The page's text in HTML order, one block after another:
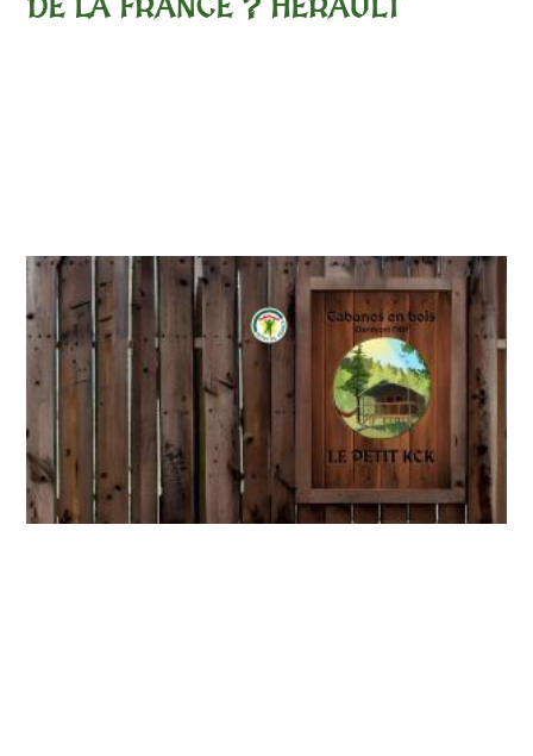
DE LA FRANCE ? HÉRAULT